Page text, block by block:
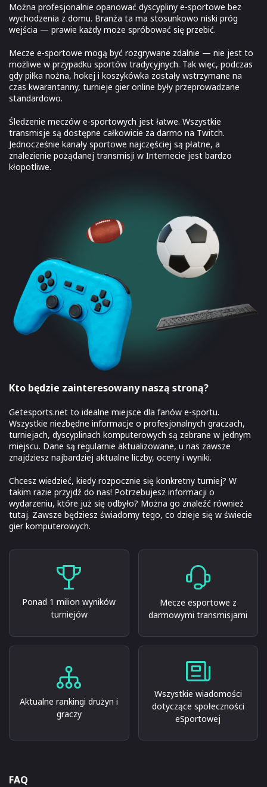
Można profesjonalnie opanować dyscypliny e-sportowe bez
wychodzenia z domu. Branża ta ma stosunkowo niski próg
wejścia — prawie każdy może spróbować się przebić.
Mecze e-sportowe mogą być rozgrywane zdalnie — nie jest to
możliwe w przypadku sportów tradycyjnych. Tak więc, podczas
gdy piłka nożna, hokej i koszykówka zostały wstrzymane na
czas kwarantanny, turnieje gier online były przeprowadzane
standardowo.
Śledzenie meczów e-sportowych jest łatwe. Wszystkie
transmisje są dostępne całkowicie za darmo na Twitch.
Jednocześnie kanały sportowe najczęściej są płatne, a
znalezienie pożądanej transmisji w Internecie jest bardzo
kłopotliwe.
Kto będzie zainteresowany naszą stroną?
Getesports.net to idealne miejsce dla fanów e-sportu.
Wszystkie niezbędne informacje o profesjonalnych graczach,
turniejach, dyscyplinach komputerowych są zebrane w jednym
miejscu. Dane są regularnie aktualizowane, u nas zawsze
znajdziesz najbardziej aktualne liczby, oceny i wyniki.
Chcesz wiedzieć, kiedy rozpocznie się konkretny turniej? W
takim razie przyjdź do nas! Potrzebujesz informacji o
wydarzeniu, które już się odbyło? Można go znaleźć również
tutaj. Zawsze będziesz świadomy tego, co dzieje się w świecie
gier komputerowych.
Ponad 1 milion wyników
turniejów
Mecze esportowe z
darmowymi transmisjami
Aktualne rankingi drużyn i
graczy
Wszystkie wiadomości
dotyczące społeczności
eSportowej
FAQ